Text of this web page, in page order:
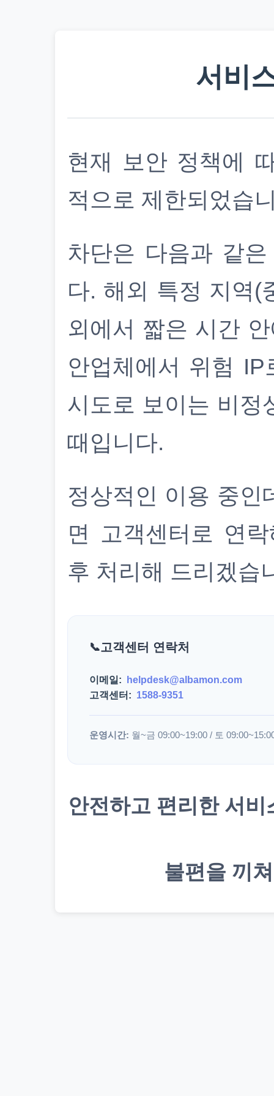
서비
현재 보안 정책에
적으로 제한되었습
차단은 다음과 같
다. 해외 특정 지역(
외에서 짧은 시간
안업체에서 위험
시도로 보이는 비정
때입니다.
정상적인 이용 중인
면 고객센터로 연
후 처리해 드리겠습
고객센터 연락처
이메일:
helpdesk@albamon.com
고객센터: 1588-9351
운영시간: 월~금 09:00~19:00 / 토
안전하고 편리한 서
불편을 끼